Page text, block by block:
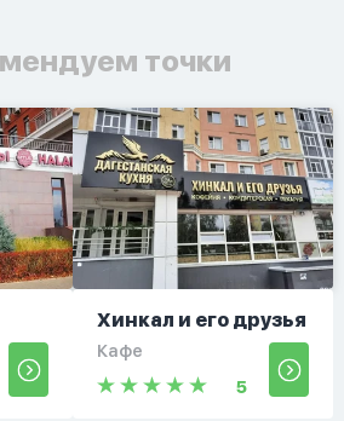
точки
Хинкал и его друзья
Кафе
5